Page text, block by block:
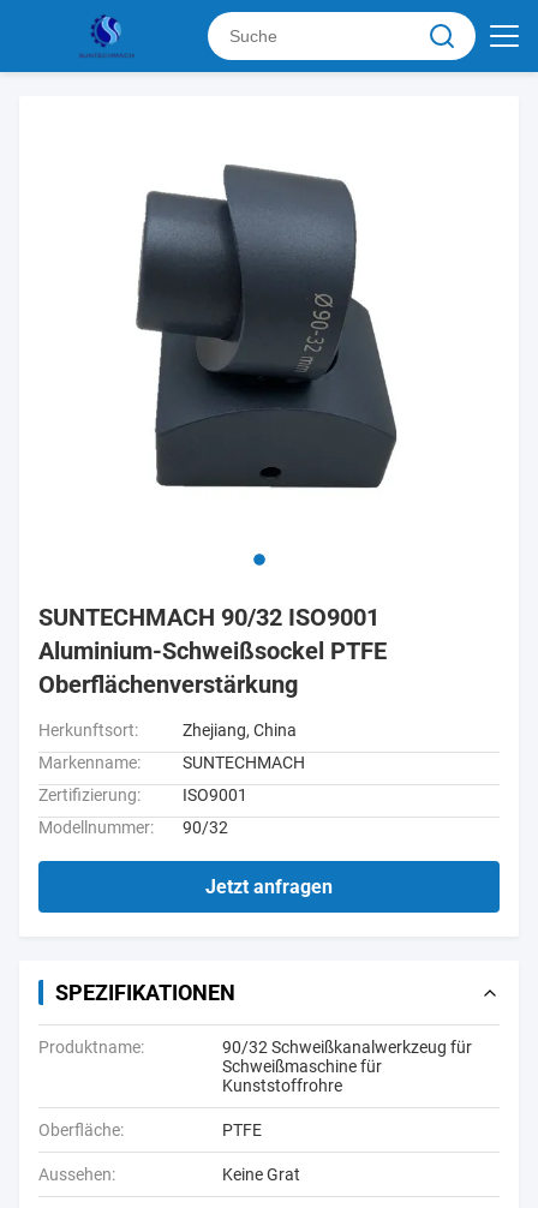
SUNTECHMACH 90/32 ISO9001
Aluminium-Schweißsockel PTFE
Oberflächenverstärkung
Herkunftsort:
Zhejiang, China
Markenname:
SUNTECHMACH
Zertifizierung:
ISO9001
Modellnummer:
90/32
Jetzt anfragen
SPEZIFIKATIONEN
Produktname:
90/32 Schweißkanalwerkzeug für
Schweißmaschine für
Kunststoffrohre
Oberfläche: PTFE
Aussehen: Keine Grat